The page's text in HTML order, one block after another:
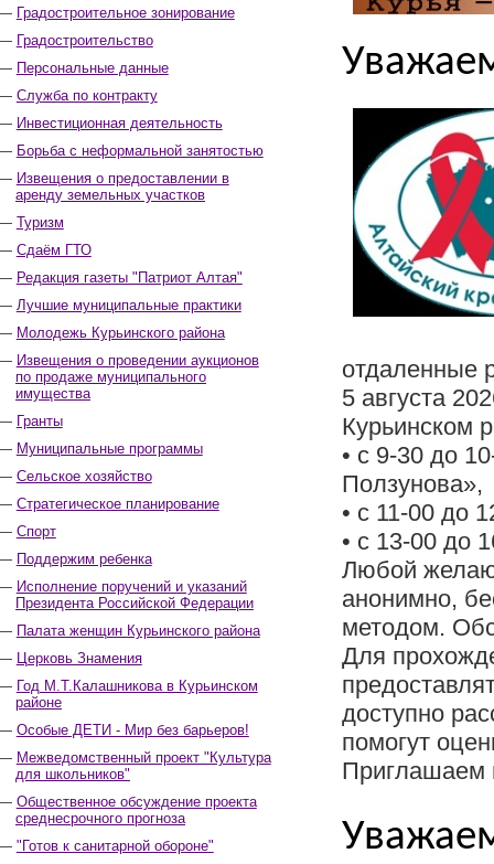
Градостроительное зонирование
Градостроительство
Персональные данные
Служба по контракту
Инвестиционная деятельность
Борьба с неформальной занятостью
Извещения о предоставлении в
аренду земельных участков
Туризм
Сдаём ГТО
Редакция газеты "Патриот Алтая"
Лучшие муниципальные практики
Молодежь Курьинского района
Извещения о проведении аукционов
по продаже муниципального
имущества
Гранты
Муниципальные программы
Сельское хозяйство
Стратегическое планирование
Спорт
Поддержим ребенка
Исполнение поручений и указаний
Президента Российской Федерации
Палата женщин Курьинского района
Церковь Знамения
Год М.Т.Калашникова в Курьинском
районе
Особые ДЕТИ - Мир без барьеров!
Межведомственный проект "Культура
для школьников"
Общественное обсуждение проекта
среднесрочного прогноза
"Готов к санитарной обороне"
отдаленные
5 августа
Курьинском
• с 9-30 до
Ползунова»,
• с 11-00 до
• с 13-00 до
Любой
анонимно,
методом.
Для
доступно
помогут
Приглашаем